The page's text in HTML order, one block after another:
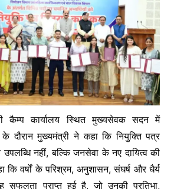
कैम्प कार्यालय स्थित मुख्यसेवक सदन में
दौरान मुख्यमंत्री ने कहा कि नियुक्ति पत्र
नहीं, बल्कि जनसेवा के नए दायित्व की
वर्षों के परिश्रम, अनुशासन, संघर्ष और धैर्य
प्राप्त हुई है, जो उनकी प्रतिभा,